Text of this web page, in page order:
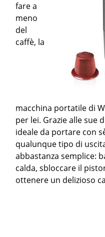
fare a
meno
del
caffè, la
macchina portatile di
per lei. Grazie alle sue
ideale da portare con
qualunque tipo di
abbastanza semplice:
calda, sbloccare il
ottenere un delizioso